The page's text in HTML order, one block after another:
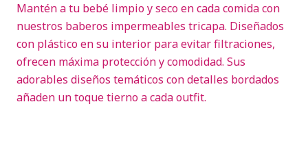
Mantén a tu bebé limpio y seco en cada comida con
nuestros baberos impermeables tricapa. Diseñados
con plástico en su interior para evitar filtraciones,
ofrecen máxima protección y comodidad. Sus
adorables diseños temáticos con detalles bordados
añaden un toque tierno a cada outfit.